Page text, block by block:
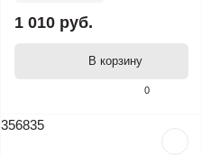
0
1 010 руб.
В корзину
356835